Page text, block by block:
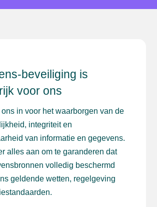
beveiliging is
voor ons
in voor het waarborgen van de
integriteit en
van informatie en gegevens.
alles aan om te garanderen dat
volledig beschermd
geldende wetten, regelgeving